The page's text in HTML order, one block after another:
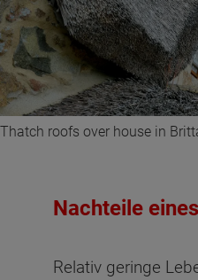
Thatch roofs over house in
Nachteile
Relativ geringe